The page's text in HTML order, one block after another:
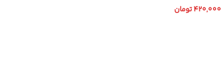
420,000تومان